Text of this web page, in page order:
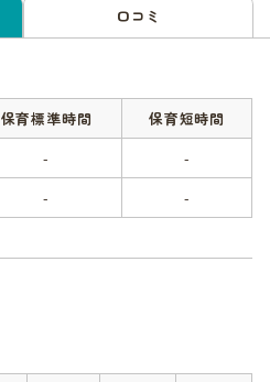
口コミ
保育標準時間
保育短時間
-
-
- -